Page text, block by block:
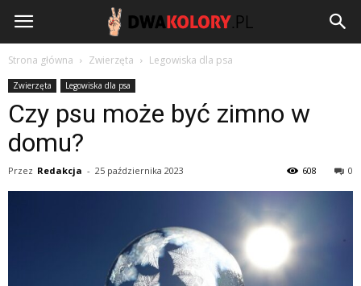
DwaKolory.pl
Strona główna Zwierzęta Legowiska dla psa
Zwierzęta Legowiska dla psa
Czy psu może być zimno w
domu?
Przez Redakcja - 25 października 2023 0
608